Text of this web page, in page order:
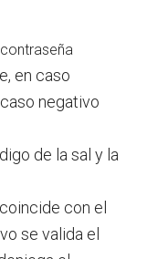
en caso
negativo
de la sal y la
con el
se valida el